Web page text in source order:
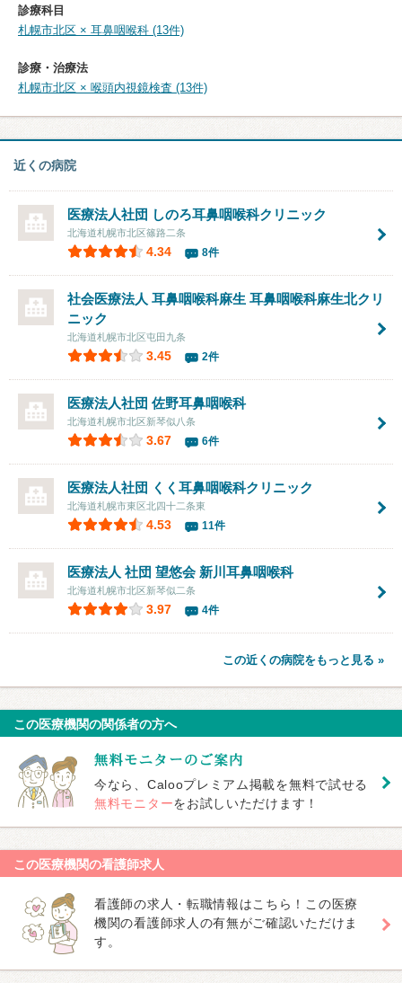
診療科目
札幌市北区 × 耳鼻咽喉科 (13件)
診療・治療法
札幌市北区 × 喉頭内視鏡検査 (13件)
近くの病院
医療法人社団 しのろ耳鼻咽喉科クリニック
北海道札幌市北区篠路二条
4.34 8件
社会医療法人 耳鼻咽喉科麻生 耳鼻咽喉科麻生北クリ
ニック
北海道札幌市北区屯田九条
3.45 2件
医療法人社団 佐野耳鼻咽喉科
北海道札幌市北区新琴似八条
3.67 6件
医療法人社団 くく耳鼻咽喉科クリニック
北海道札幌市東区北四十二条東
4.53 11件
医療法人 社団 望悠会 新川耳鼻咽喉科
北海道札幌市北区新琴似二条
3.97 4件
この近くの病院をもっと見る »
この医療機関の関係者の方へ
今なら、Calooプレミアム掲載を無料で試せる
無料モニターをお試しいただけます！
この医療機関の看護師求人
看護師の求人・転職情報はこちら！この医療
機関の看護師求人の有無がご確認いただけま
す。